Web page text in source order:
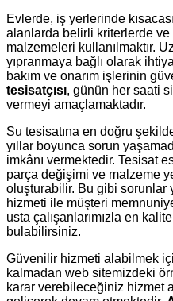
Evlerde, iş yerlerinde
alanlarda belirli kriterlerde
malzemeleri kullanılmaktır.
yıpranmaya bağlı olarak
bakım ve onarım işlerinin
tesisatçısı, günün her saati
vermeyi amaçlamaktadır.
Su tesisatına en doğru
yıllar boyunca sorun
imkânı vermektedir. Tesisat
parça değişimi ve malzeme
oluşturabilir. Bu gibi sorunlar
hizmeti ile müşteri
usta çalışanlarımızla en
bulabilirsiniz.
Güvenilir hizmeti alabilmek
kalmadan web sitemizdeki
karar verebileceğiniz hizmet